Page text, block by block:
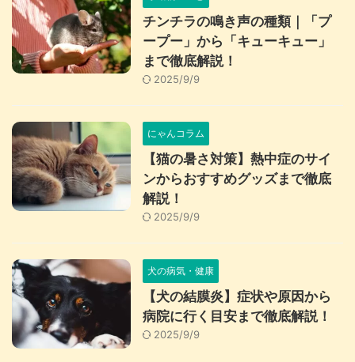
チンチラの鳴き声の種類｜「プ
ープー」から「キューキュー」
まで徹底解説！
2025/9/9
にゃんコラム
【猫の暑さ対策】熱中症のサイ
ンからおすすめグッズまで徹底
解説！
2025/9/9
犬の病気・健康
【犬の結膜炎】症状や原因から
病院に行く目安まで徹底解説！
2025/9/9